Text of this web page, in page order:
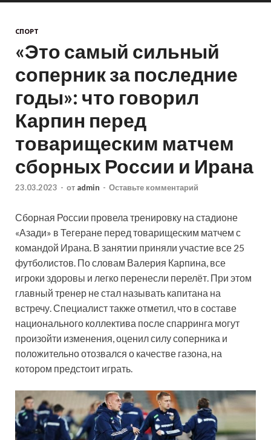
СПОРТ
«Это самый сильный
соперник за последние
годы»: что говорил
Карпин перед
товарищеским матчем
сборных России и Ирана
23.03.2023 - от admin - Оставьте комментарий
Сборная России провела тренировку на стадионе
«Азади» в Тегеране перед товарищеским матчем с
командой Ирана. В занятии приняли участие все 25
футболистов. По словам Валерия Карпина, все
игроки здоровы и легко перенесли перелёт. При этом
главный тренер не стал называть капитана на
встречу. Специалист также отметил, что в составе
национального коллектива после спарринга могут
произойти изменения, оценил силу соперника и
положительно отозвался о качестве газона, на
котором предстоит играть.